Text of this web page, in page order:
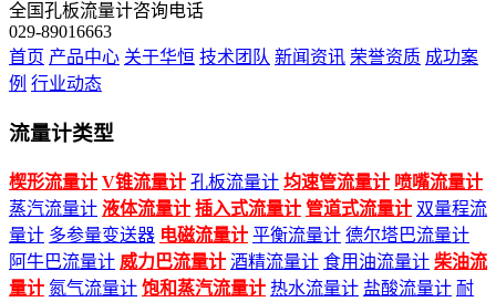
全国孔板流量计咨询电话
029-89016663
首页 产品中心 关于华恒 技术团队 新闻资讯 荣誉资质 成功案
例 行业动态
流量计类型
楔形流量计 V锥流量计 孔板流量计 均速管流量计 喷嘴流量计
蒸汽流量计 液体流量计 插入式流量计 管道式流量计 双量程流
量计 多参量变送器 电磁流量计 平衡流量计 德尔塔巴流量计
阿牛巴流量计 威力巴流量计 酒精流量计 食用油流量计 柴油流
量计 氮气流量计 饱和蒸汽流量计 热水流量计 盐酸流量计 耐